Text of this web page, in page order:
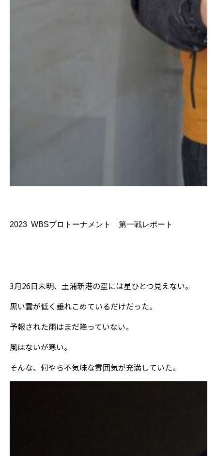
2023 WBSプロトーナメント 第一戦レポート
3月26日未明、土浦新港の空には星ひとつ見えない。
黒い雲が低く垂れこめているだけだった。
予報された雨はまだ降っていない。
風はないが寒い。
そんな、何やら不気味な雰囲気が充満していた。